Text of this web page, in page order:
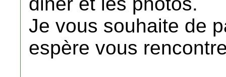
Je vous souhaite de
espère vous